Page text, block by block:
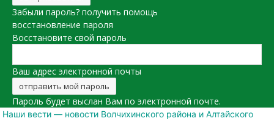
Забыли пароль? получить помощь
восстановление пароля
Восстановите свой пароль
Ваш адрес электронной почты
Пароль будет выслан Вам по электронной почте.
Наши вести — новости Волчихинского района и Алтайского